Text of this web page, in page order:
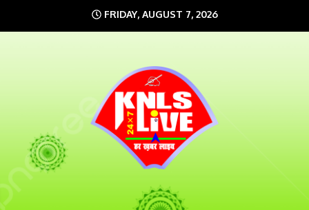
to
FRIDAY, AUGUST 7, 2026
KNLS LIVE
India`s No.1 News Portal